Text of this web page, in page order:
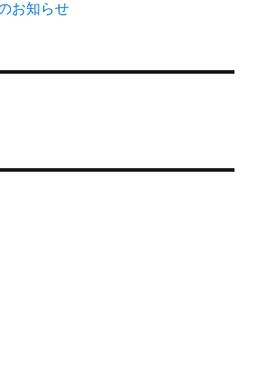
お知らせ